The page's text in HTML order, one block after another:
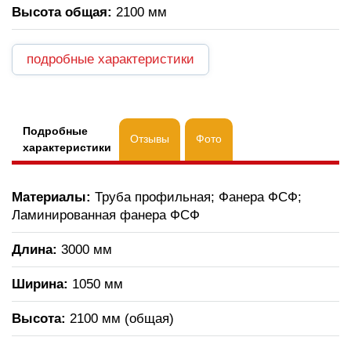
Высота общая: 2100 мм
подробные характеристики
Подробные
характеристики
Отзывы Фото
Материалы: Труба профильная; Фанера ФСФ;
Ламинированная фанера ФСФ
Длина: 3000 мм
Ширина: 1050 мм
Высота: 2100 мм (общая)